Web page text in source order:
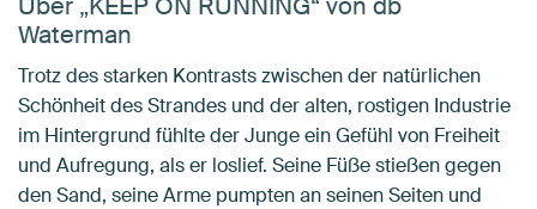
Waterman
Trotz des starken Kontrasts zwischen der natürlichen
Schönheit des Strandes und der alten, rostigen Industrie
im Hintergrund fühlte der Junge ein Gefühl von Freiheit
und Aufregung, als er loslief. Seine Füße stießen gegen
den Sand, seine Arme pumpten an seinen Seiten und